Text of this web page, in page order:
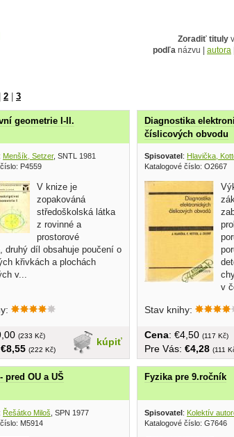
Zoradiť tituly
podľa názvu | autora
| 2 | 3
geometrie I-II.
Menšík, Setzer, SNTL 1981
P4559
V knize je
zopakováná
středoškolská látka
z rovinné a
prostorové
druhý díl obsahuje poučení o
křivkách a plochách
v...
kúpiť
(233 Kč)
€8,55 (222 Kč)
Diagnostika
číslicových obvodu
Spisovatel : Hlavička,
Katalogové číslo: O2667
v
Stav knihy:
Cena: €4,50 (117 Kč)
Pre Vás: €4,28 (111
1954
pred OU a UŠ
Řešátko Miloš , SPN 1977
M5914
Fyzika pre 9.ročník
Spisovatel: Kolektív
Katalogové číslo: G7646